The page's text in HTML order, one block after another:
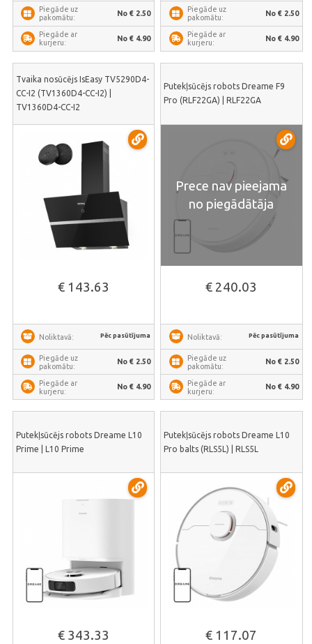
Piegāde uz
pakomātu:
No € 2.50
Piegāde ar
kurjeru:
No € 4.90
Piegāde uz
pakomātu:
No € 2.50
Piegāde ar
kurjeru:
No € 4.90
Tvaika nosūcējs IsEasy TV5290D4-
CC-I2 (TV1360D4-CC-I2) |
TV1360D4-CC-I2
€ 143.63
Noliktavā: Pēc pasūtījuma
Piegāde uz
pakomātu:
No € 2.50
Piegāde ar
kurjeru:
No € 4.90
Putekļsūcējs robots Dreame F9
Pro (RLF22GA) | RLF22GA
Prece nav pieejama
no piegādātāja
€ 240.03
Noliktavā: Pēc pasūtījuma
Piegāde uz
pakomātu:
No € 2.50
Piegāde ar
kurjeru:
No € 4.90
Putekļsūcējs robots Dreame L10
Prime | L10 Prime
€ 343.33
Putekļsūcējs robots Dreame L10
Pro balts (RLS5L) | RLS5L
€ 117.07